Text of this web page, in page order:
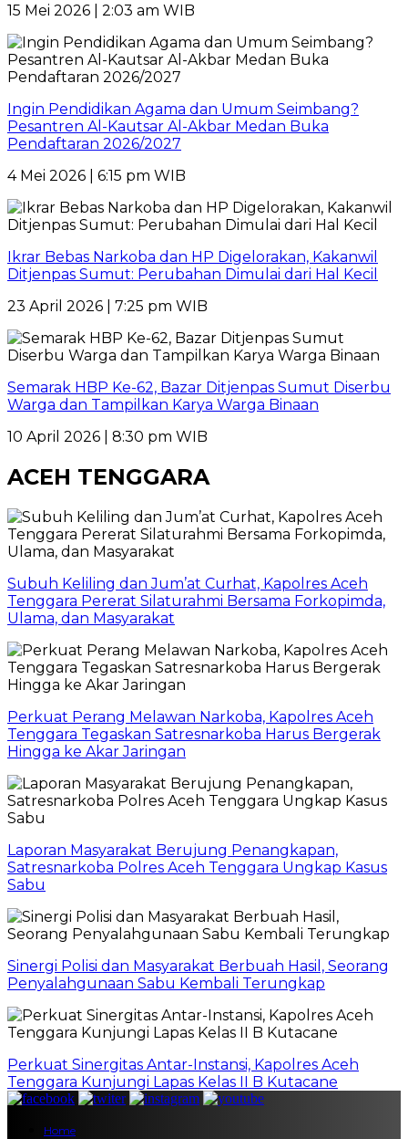
15 Mei 2026 | 2:03 am WIB
Ingin Pendidikan Agama dan Umum Seimbang?
Pesantren Al-Kautsar Al-Akbar Medan Buka
Pendaftaran 2026/2027
4 Mei 2026 | 6:15 pm WIB
Ikrar Bebas Narkoba dan HP Digelorakan, Kakanwil
Ditjenpas Sumut: Perubahan Dimulai dari Hal Kecil
23 April 2026 | 7:25 pm WIB
Semarak HBP Ke-62, Bazar Ditjenpas Sumut Diserbu
Warga dan Tampilkan Karya Warga Binaan
10 April 2026 | 8:30 pm WIB
ACEH TENGGARA
Subuh Keliling dan Jum’at Curhat, Kapolres Aceh
Tenggara Pererat Silaturahmi Bersama Forkopimda,
Ulama, dan Masyarakat
Perkuat Perang Melawan Narkoba, Kapolres Aceh
Tenggara Tegaskan Satresnarkoba Harus Bergerak
Hingga ke Akar Jaringan
Laporan Masyarakat Berujung Penangkapan,
Satresnarkoba Polres Aceh Tenggara Ungkap Kasus
Sabu
Sinergi Polisi dan Masyarakat Berbuah Hasil, Seorang
Penyalahgunaan Sabu Kembali Terungkap
Perkuat Sinergitas Antar-Instansi, Kapolres Aceh
Tenggara Kunjungi Lapas Kelas II B Kutacane
Home